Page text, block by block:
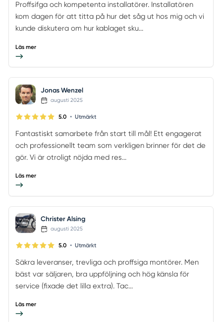
Proffsifga och kompetenta installatörer. Installatören
kom dagen för att titta på hur det såg ut hos mig och vi
kunde diskutera om hur kablaget sku...
Läs mer
Jonas Wenzel
augusti 2025
5.0 • Utmärkt
Fantastiskt samarbete från start till mål! Ett engagerat
och professionellt team som verkligen brinner för det de
gör. Vi är otroligt nöjda med res...
Läs mer
Christer Alsing
augusti 2025
5.0 • Utmärkt
Säkra leveranser, trevliga och proffsiga montörer. Men
bäst var säljaren, bra uppföljning och hög känsla för
service (fixade det lilla extra). Tac...
Läs mer